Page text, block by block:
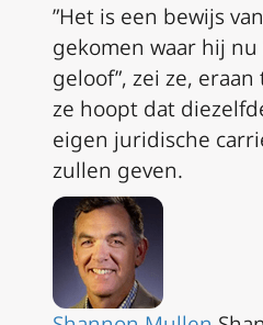
”Het is een bewijs
gekomen waar hij
geloof”, zei ze,
ze hoopt dat
eigen juridische
zullen geven.